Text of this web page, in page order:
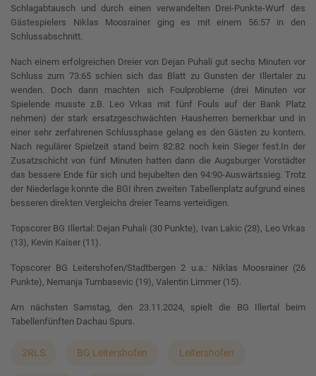
Schlagabtausch und durch einen verwandelten Drei-Punkte-Wurf des
Gästespielers Niklas Moosrainer ging es mit einem 56:57 in den
Schlussabschnitt.
Nach einem erfolgreichen Dreier von Dejan Puhali gut sechs Minuten vor
Schluss zum 73:65 schien sich das Blatt zu Gunsten der Illertaler zu
wenden. Doch dann machten sich Foulprobleme (drei Minuten vor
Spielende musste z.B. Leo Vrkas mit fünf Fouls auf der Bank Platz
nehmen) der stark ersatzgeschwächten Hausherren bemerkbar und in
einer sehr zerfahrenen Schlussphase gelang es den Gästen zu kontern.
Nach regulärer Spielzeit stand beim 82:82 noch kein Sieger fest.In der
Zusatzschicht von fünf Minuten hatten dann die Augsburger Vorstädter
das bessere Ende für sich und bejubelten den 94:90-Auswärtssieg. Trotz
der Niederlage konnte die BGI ihren zweiten Tabellenplatz aufgrund eines
besseren direkten Vergleichs dreier Teams verteidigen.
Topscorer BG Illertal: Dejan Puhali (30 Punkte), Ivan Lakic (28), Leo Vrkas
(13), Kevin Kaiser (11).
Topscorer BG Leitershofen/Stadtbergen 2 u.a.: Niklas Moosrainer (26
Punkte), Nemanja Tumbasevic (19), Valentin Limmer (15).
Am nächsten Samstag, den 23.11.2024, spielt die BG Illertal beim
Tabellenfünften Dachau Spurs.
2RLS BG Leitershofen Leitershofen